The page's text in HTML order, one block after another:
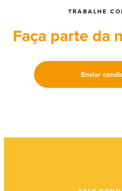
TRABALHE
Faça parte da
Enviar